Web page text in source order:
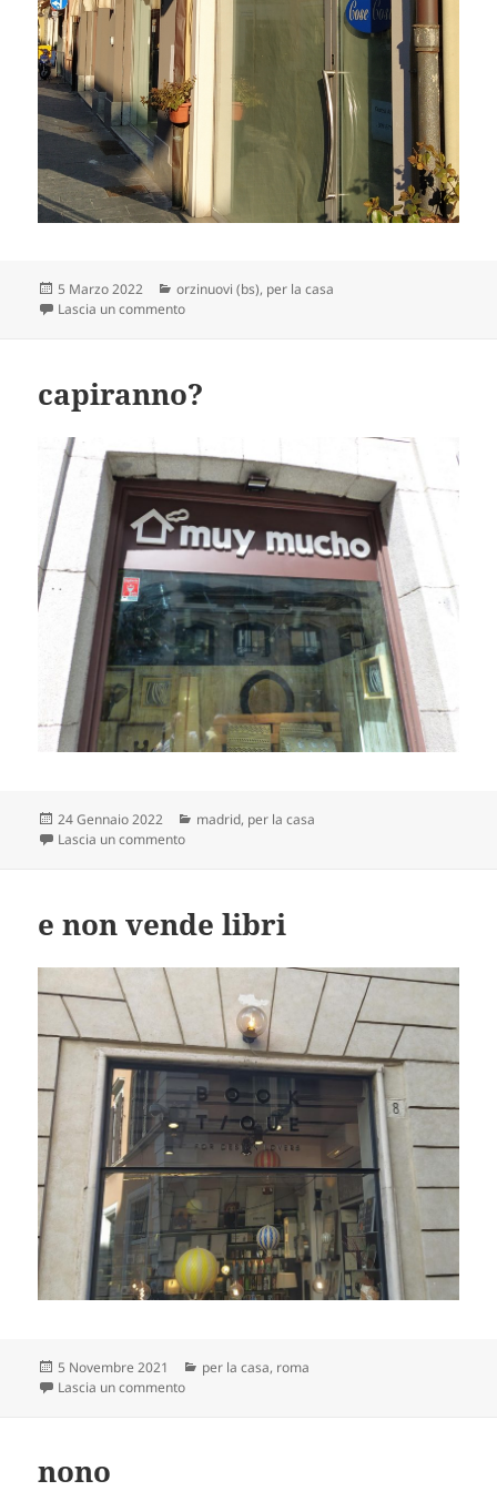
Scritto
il
5 Marzo 2022 Categorie
orzinuovi (bs), per la casa
Lascia un commentosu così come?
capiranno?
Scritto
il
24 Gennaio 2022 Categorie
madrid, per la casa
Lascia un commentosu capiranno?
e non vende libri
Scritto
il
5 Novembre 2021 Categorie
per la casa, roma
Lascia un commentosu e non vende libri
nono